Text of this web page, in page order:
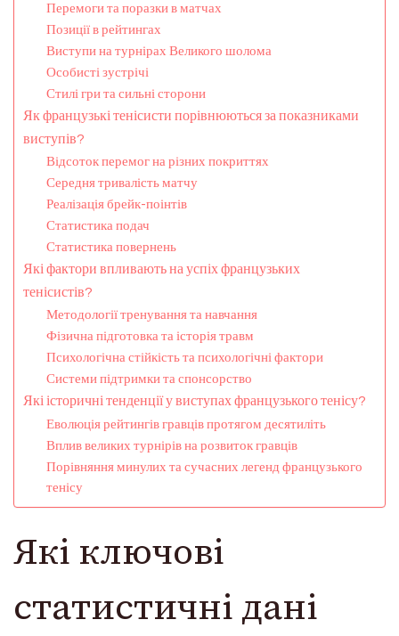
Перемоги та поразки в матчах
Позиції в рейтингах
Виступи на турнірах Великого шолома
Особисті зустрічі
Стилі гри та сильні сторони
Як французькі тенісисти порівнюються за показниками
виступів?
Відсоток перемог на різних покриттях
Середня тривалість матчу
Реалізація брейк-поінтів
Статистика подач
Статистика повернень
Які фактори впливають на успіх французьких
тенісистів?
Методології тренування та навчання
Фізична підготовка та історія травм
Психологічна стійкість та психологічні фактори
Системи підтримки та спонсорство
Які історичні тенденції у виступах французького тенісу?
Еволюція рейтингів гравців протягом десятиліть
Вплив великих турнірів на розвиток гравців
Порівняння минулих та сучасних легенд французького
тенісу
Які ключові
статистичні дані